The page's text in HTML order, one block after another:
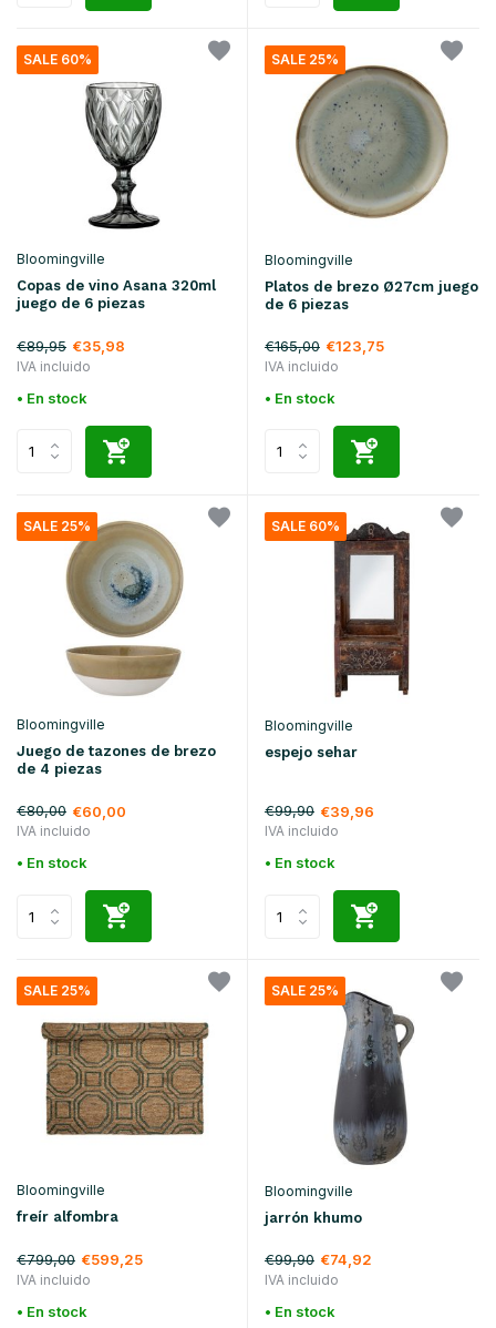
SALE 60%
Bloomingville
Copas de vino Asana 320ml
juego de 6 piezas
€89,95 €35,98
IVA incluido
• En stock
SALE 25%
Bloomingville
Platos de brezo Ø27cm juego
de 6 piezas
€165,00 €123,75
IVA incluido
• En stock
SALE 25%
Bloomingville
Juego de tazones de brezo
de 4 piezas
€80,00 €60,00
IVA incluido
• En stock
SALE 60%
Bloomingville
espejo sehar
€99,90 €39,96
IVA incluido
• En stock
SALE 25%
Bloomingville
freír alfombra
€799,00 €599,25
IVA incluido
• En stock
SALE 25%
Bloomingville
jarrón khumo
€99,90 €74,92
IVA incluido
• En stock